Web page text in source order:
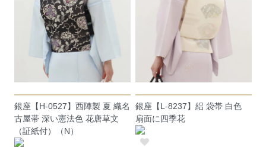
銀座【H-0527】西陣製 夏 織名
古屋帯 深い憲法色 花唐草文
（証紙付）（N）
銀座【L-8237】絽 袋帯 白色
扇面に四季花